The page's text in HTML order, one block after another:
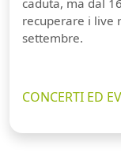
recuperare i live
settembre.
CONCERTI ED